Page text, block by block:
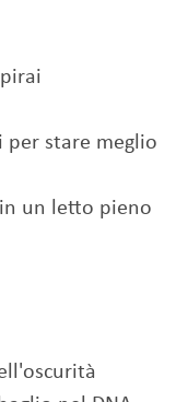
per stare meglio
un letto pieno